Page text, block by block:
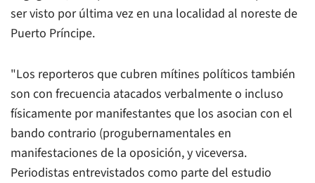
ser visto por última vez en una localidad al noreste de
Puerto Príncipe.
"Los reporteros que cubren mítines políticos también
son con frecuencia atacados verbalmente o incluso
físicamente por manifestantes que los asocian con el
bando contrario (progubernamentales en
manifestaciones de la oposición, y viceversa.
Periodistas entrevistados como parte del estudio